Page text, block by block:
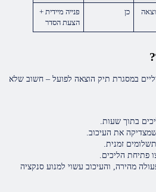
כן
פנייה מיידית +
הצעת הסדר
במסגרת תיק הוצאה לפועל – חשוב שלא
בתוך שעות.
את העיכוב.
זמנית.
פתיחת הליכים.
מהירה, והעיכוב עשוי למנוע סנקציה